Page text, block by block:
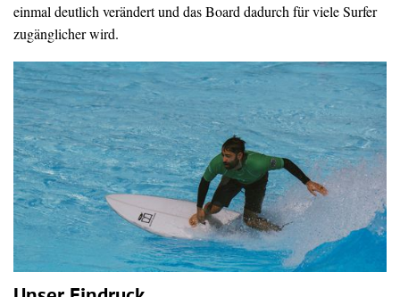
einmal deutlich verändert und das Board dadurch für viele Surfer
zugänglicher wird.